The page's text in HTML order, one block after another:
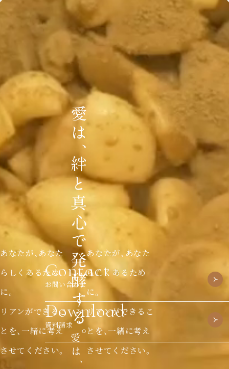
あなたが、あなた
らしくあるため
に。
リアンができるこ
とを、一緒に考え
させてください。
あなたが、あなた
らしくあるため
に。
リアンができるこ
とを、一緒に考え
させてください。
Contact
お問い合わせ
Download
資料請求